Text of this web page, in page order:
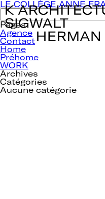
Navigation
de
l’article
LE COLLÈGE ANNE
Rechercher :
Pages
Agence
Contact
Home
Préhome
WORK
Archives
Catégories
Aucune catégorie